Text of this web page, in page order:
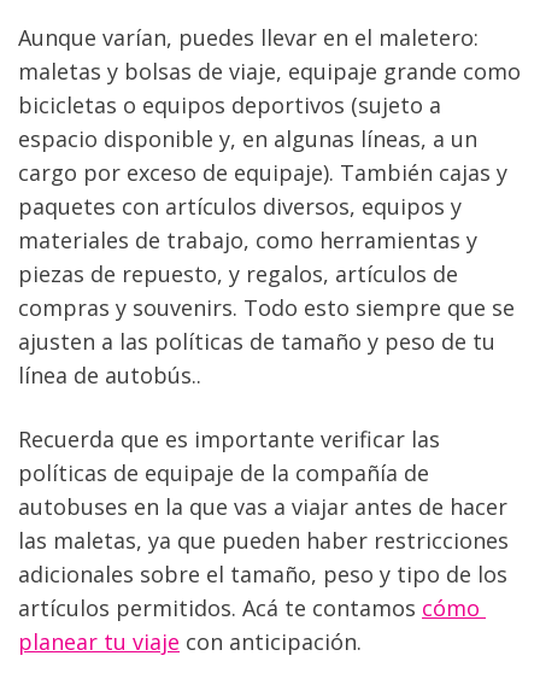
Aunque varían, puedes llevar en el maletero:
maletas y bolsas de viaje, equipaje grande como
bicicletas o equipos deportivos (sujeto a
espacio disponible y, en algunas líneas, a un
cargo por exceso de equipaje). También cajas y
paquetes con artículos diversos, equipos y
materiales de trabajo, como herramientas y
piezas de repuesto, y regalos, artículos de
compras y souvenirs. Todo esto siempre que se
ajusten a las políticas de tamaño y peso de tu
línea de autobús..
Recuerda que es importante verificar las
políticas de equipaje de la compañía de
autobuses en la que vas a viajar antes de hacer
las maletas, ya que pueden haber restricciones
adicionales sobre el tamaño, peso y tipo de los
artículos permitidos. Acá te contamos cómo
planear tu viaje con anticipación.